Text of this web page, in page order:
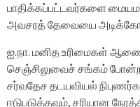
பாதிக்கப்பட்டவர்களை
அவசரத் தேவையை
ஐ.நா. மனித உரிமைகள்
செஞ்சிலுவைச் சங்கம் போன்ற
சர்வதேச தடயவியல்
ஈடுபடுத்தவும், சரியான